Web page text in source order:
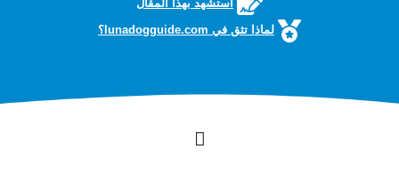
استشهد بهذا المقال
لماذا تثق في lunadogguide.com؟